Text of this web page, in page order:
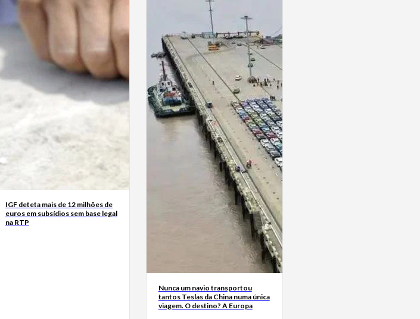
IGF deteta mais de 12 milhões de
euros em subsídios sem base legal
na RTP
Nunca um navio transportou
tantos Teslas da China numa única
viagem. O destino? A Europa